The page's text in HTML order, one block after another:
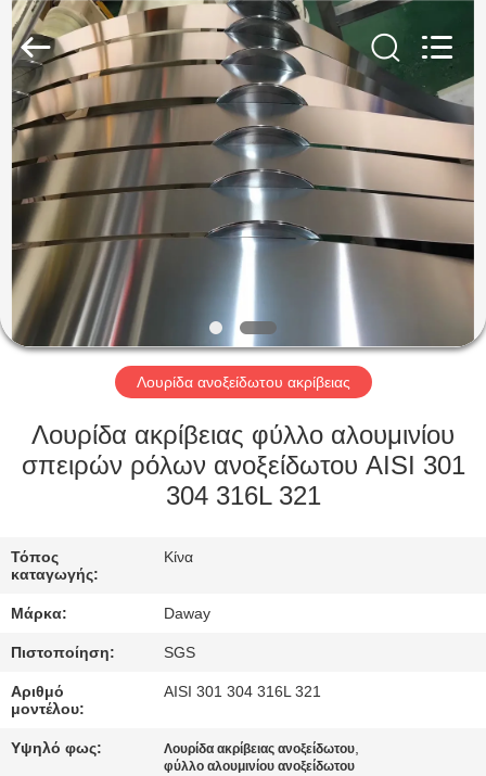
ΣΠΊΤΙ
ΠΡΟΪΌΝΤΑ
ΒΊΝΤΕΟ
ΠΕΡΊΠΟΥ
ΕΜΕΊΣ
ΓΎΡΟΣ
ΕΡΓΟΣΤΑΣΊΩΝ
ΈΛΕΓΧΟΣ
ΜΑΣ
ΕΛΆΤΕ
ΣΕ
ΕΠΑΦΉ
Special
Steel
Co.,
Ltd.
Rights
Reserved.
Λουρίδα ανοξείδωτου ακρίβειας
Λουρίδα ακρίβειας φύλλο αλουμινίου
σπειρών ρόλων ανοξείδωτου AISI 301
304 316L 321
Τόπος
καταγωγής:
Κίνα
Μάρκα: Daway
Πιστοποίηση: SGS
Αριθμό
μοντέλου:
AISI 301 304 316L 321
Υψηλό φως: Λουρίδα ακρίβειας ανοξείδωτου,
φύλλο αλουμινίου ανοξείδωτου